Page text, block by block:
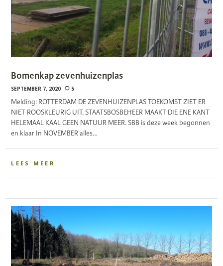
Bomenkap zevenhuizenplas
SEPTEMBER 7, 2020 5
Melding: ROTTERDAM DE ZEVENHUIZENPLAS TOEKOMST ZIET ER
NIET ROOSKLEURIG UIT. STAATSBOSBEHEER MAAKT DIE ENE KANT
HELEMAAL KAAL GEEN NATUUR MEER. SBB is deze week begonnen
en klaar In NOVEMBER alles…
LEES MEER